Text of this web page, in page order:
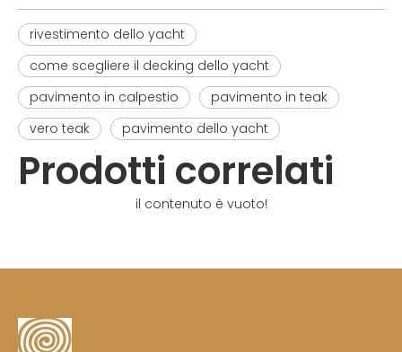
rivestimento dello yacht
come scegliere il decking dello yacht
pavimento in calpestio
pavimento in teak
vero teak
pavimento dello yacht
Prodotti correlati
il contenuto è vuoto!